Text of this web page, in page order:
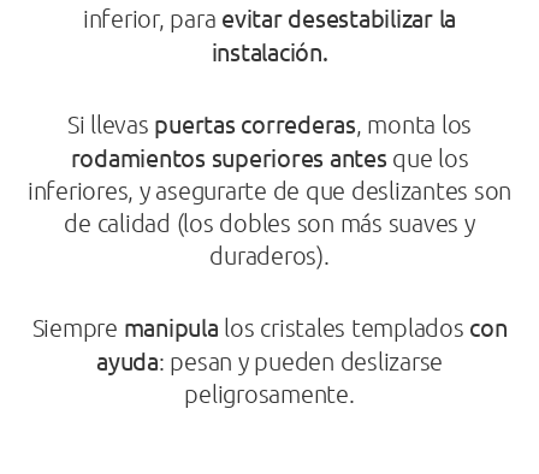
inferior, para evitar desestabilizar la
instalación.
Si llevas puertas correderas , monta los
rodamientos superiores antes que los
inferiores, y asegurarte de que deslizantes son
de calidad (los dobles son más suaves y
duraderos).
Siempre manipula los cristales templados con
ayuda: pesan y pueden deslizarse
peligrosamente.